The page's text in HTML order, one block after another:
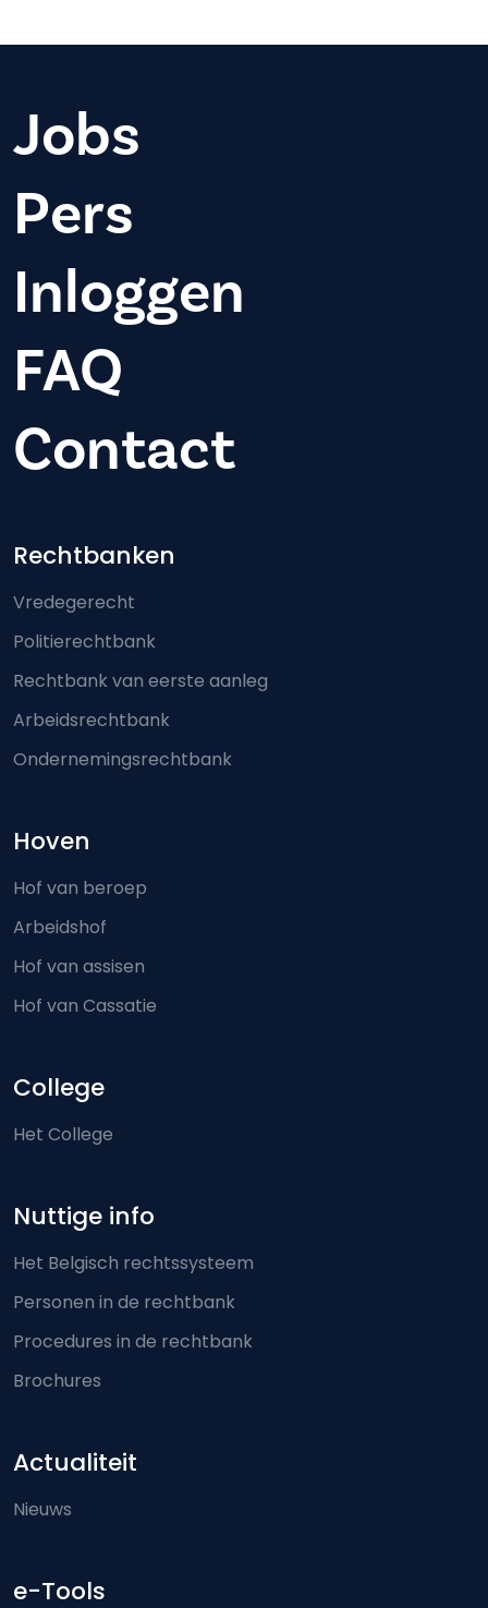
Jobs
Pers
Inloggen
FAQ
Contact
Footer-menu
Rechtbanken
Vredegerecht
Politierechtbank
Rechtbank van eerste aanleg
Arbeidsrechtbank
Ondernemingsrechtbank
Hoven
Hof van beroep
Arbeidshof
Hof van assisen
Hof van Cassatie
College
Het College
Nuttige info
Het Belgisch rechtssysteem
Personen in de rechtbank
Procedures in de rechtbank
Brochures
Actualiteit
Nieuws
e-Tools